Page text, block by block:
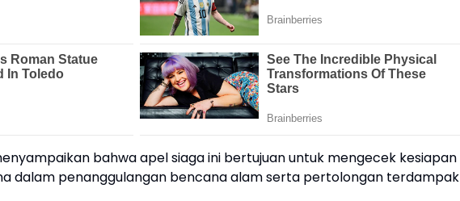
bahwa apel siaga ini bertujuan untuk mengecek kesiapan
dalam penanggulangan bencana alam serta pertolongan terdampak